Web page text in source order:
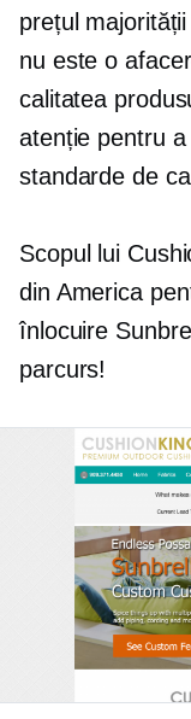
prețul
nu este o
calitatea
atenție pentru
standarde de
Scopul lui
din America
înlocuire
parcurs!